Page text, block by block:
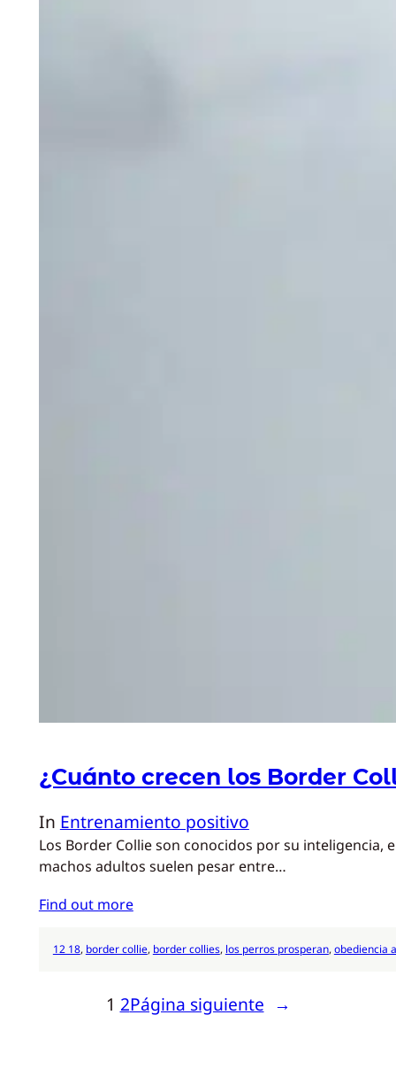
¿Cuánto crecen los Border
In Entrenamiento positivo
Los Border Collie son conocidos por su
machos adultos suelen pesar entre…
Find out more
12 18, border collie, border collies, los perros prosperan, obediencia
1 2Página siguiente →